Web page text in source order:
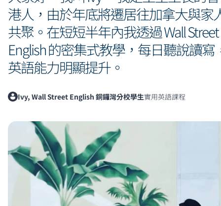
港人，由於年底將遷居往加拿大與家
共聚。在短短半年內我透過 Wall Street
English 的密集式教學，每日聽說讀寫
英語能力明顯提升。
Ivy, Wall Street English 銅鑼灣分校學生實用英語課程